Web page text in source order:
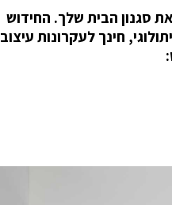
סגנון הבית שלך. החידוש
חינך לעקרונות עיצוב